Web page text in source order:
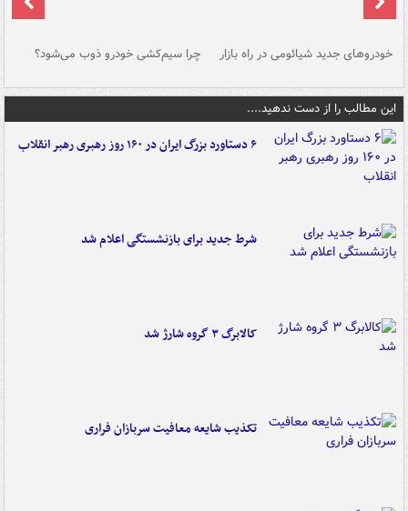
خودروهای جدید شیائومی در راه بازار چرا سیم‌کشی خودرو ذوب می‌شود؟
این مطالب را از دست ندهید....
۶ دستاورد بزرگ ایران در ۱۶۰ روز رهبری رهبر انقلاب
شرط جدید برای بازنشستگی اعلام شد
کالابرگ ۳ گروه شارژ شد
تکذیب شایعه معافیت سربازان فراری